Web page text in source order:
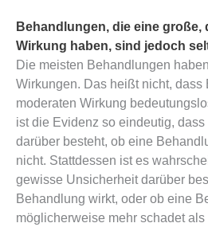
Behandlungen, die eine
Wirkung haben, sind jedoch
Die meisten Behandlungen
Wirkungen. Das heißt nicht,
moderaten Wirkung
ist die Evidenz so eindeutig,
darüber besteht, ob eine
nicht. Stattdessen ist es
gewisse Unsicherheit darüber
Behandlung wirkt, oder ob eine
möglicherweise mehr schadet als